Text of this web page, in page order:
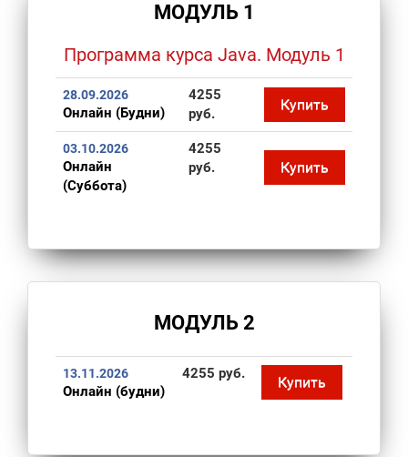
МОДУЛЬ 1
Программа курса Java. Модуль 1
28.09.2026
Онлайн (Будни)
4255
руб.
Купить
03.10.2026
Онлайн
(Суббота)
4255
руб.
Купить
МОДУЛЬ 2
13.11.2026
Онлайн (будни)
4255 руб. Купить